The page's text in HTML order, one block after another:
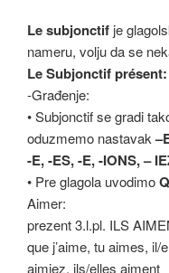
b
o
o
k
Le subjonctif je
nameru, volju da se
Le Subjonctif présent:
-Građenje:
• Subjonctif se gradi
oduzmemo nastavak
-E, -ES, -E, -IONS, –
• Pre glagola uvodimo
Aimer:
prezent 3.l.pl. ILS
que j’aime, tu aimes,
aimiez, ils/elles aiment